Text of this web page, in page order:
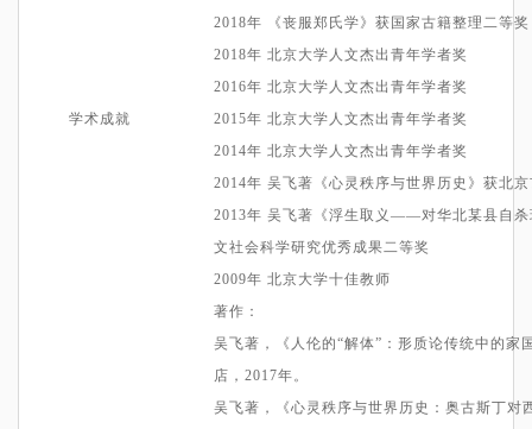
学术成就
2018年 《丧服郑氏学》获国家古籍整理二等奖
2018年 北京大学人文杰出青年学者奖
2016年 北京大学人文杰出青年学者奖
2015年 北京大学人文杰出青年学者奖
2014年 北京大学人文杰出青年学者奖
2014年 吴飞著《心灵秩序与世界历史》 获北
2013年 吴飞著《浮生取义——对华北某县自杀
文社会科学研究优秀成果二等奖
2009年 北京大学十佳教师
著作 ：
吴飞著 ，
《人伦的“解体”：形质论传统中的家
店 ，2017年。
吴飞著 ，
《心灵秩序与世界历史：奥古斯丁对